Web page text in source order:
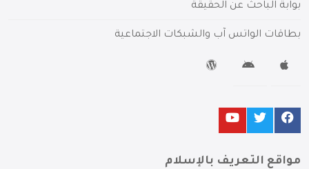
بوابة الباحث عن الحقيقة
بطاقات الواتس آب والشبكات الاجتماعية
مواقع التعريف بالإسلام